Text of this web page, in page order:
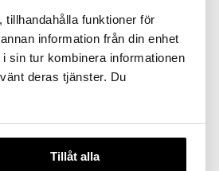
tillhandahålla funktioner för
information från din enhet
sin tur kombinera informationen
deras tjänster. Du
Tillåt alla